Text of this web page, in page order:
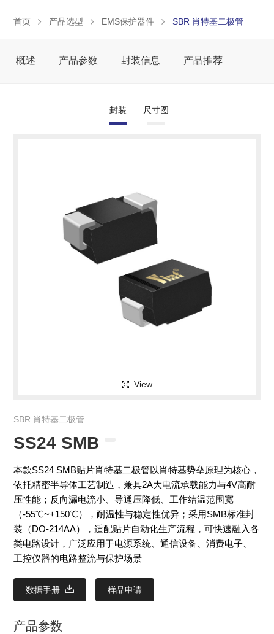
首页 产品选型 EMS保护器件 SBR 肖特基二极管
概述 产品参数 封装信息 产品推荐
封装 尺寸图
View
SBR 肖特基二极管
SS24 SMB
本款SS24 SMB贴片肖特基二极管以肖特基势垒原理为核心，
依托精密半导体工艺制造，兼具2A大电流承载能力与4V高耐
压性能；反向漏电流小、导通压降低、工作结温范围宽
（-55℃~+150℃），耐温性与稳定性优异；采用SMB标准封
装（DO-214AA），适配贴片自动化生产流程，可快速融入各
类电路设计，广泛应用于电源系统、通信设备、消费电子、
工控仪器的电路整流与保护场景
数据手册 样品申请
产品参数